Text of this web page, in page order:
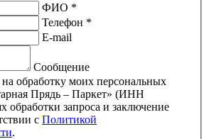
ФИО *
Телефон *
E-mail
Сообщение
обработку моих персональных
Прядь – Паркет» (ИНН
с Политикой
.